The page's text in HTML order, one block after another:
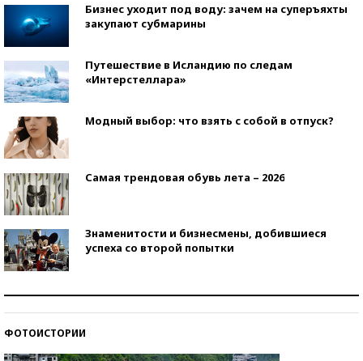
Бизнес уходит под воду: зачем на суперъяхты
закупают субмарины
Путешествие в Исландию по следам
«Интерстеллара»
Модный выбор: что взять с собой в отпуск?
Самая трендовая обувь лета – 2026
Знаменитости и бизнесмены, добившиеся
успеха со второй попытки
ФОТОИСТОРИИ